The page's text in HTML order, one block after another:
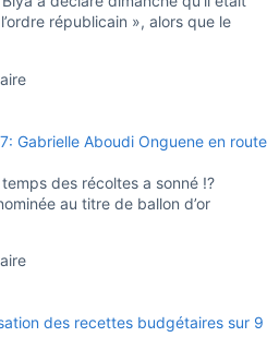
républicain », alors que le
Gabrielle Aboudi Onguene en route
des récoltes a sonné !?
au titre de ballon d’or
des recettes budgétaires sur 9